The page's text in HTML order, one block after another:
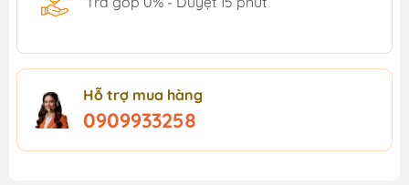
Hỗ trợ mua hàng
0909933258